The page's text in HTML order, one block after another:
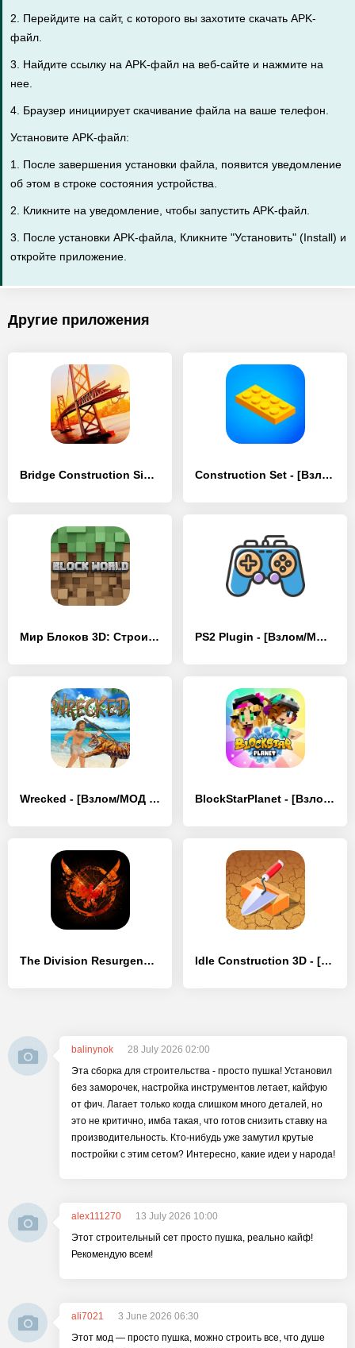
2. Перейдите на сайт, с которого вы захотите скачать APK-
файл.
3. Найдите ссылку на APK-файл на веб-сайте и нажмите на
нее.
4. Браузер инициирует скачивание файла на ваше телефон.
Установите APK-файл:
1. После завершения установки файла, появится уведомление
об этом в строке состояния устройства.
2. Кликните на уведомление, чтобы запустить APK-файл.
3. После установки APK-файла, Кликните "Установить" (Install) и
откройте приложение.
Другие приложения
Bridge Construction Simulator - [Взлом/МОД Меню] Construction Set - [Взлом/МОД Все открыто]
Мир Блоков 3D: Строительство - [Взлом/МОД Unlocked] PS2 Plugin - [Взлом/МОД Все открыто]
Wrecked - [Взлом/МОД Все открыто] BlockStarPlanet - [Взлом/МОД Unlocked]
The Division Resurgence - [Взлом/МОД Все открыто] Idle Construction 3D - [Взлом/МОД Меню]
balinynok
28 July 2026 02:00
Эта сборка для строительства - просто пушка! Установил
без заморочек, настройка инструментов летает, кайфую
от фич. Лагает только когда слишком много деталей, но
это не критично, имба такая, что готов снизить ставку на
производительность. Кто-нибудь уже замутил крутые
постройки с этим сетом? Интересно, какие идеи у народа!
alex111270
13 July 2026 10:00
Этот строительный сет просто пушка, реально кайф!
Рекомендую всем!
ali7021
3 June 2026 06:30
Этот мод — просто пушка, можно строить все, что душе